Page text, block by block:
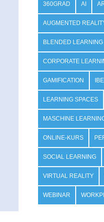
360GRAD AI
AUGMENTED
BLENDED LEARNING
CORPORATE
GAMIFICATION
LEARNING SPACES
MASCHINE
ONLINE-KURS
SOCIAL LEARNING
VIRTUAL REALITY
WEBINAR